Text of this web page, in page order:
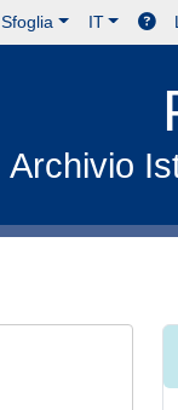
Sfoglia IT
Archivio